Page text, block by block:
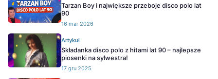
Tarzan Boy i największe przeboje disco polo lat
90
16 mar 2026
Artykuł
Składanka disco polo z hitami lat 90 – najlepsze
piosenki na sylwestra!
17 gru 2025